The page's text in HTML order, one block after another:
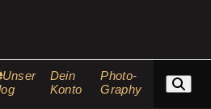
Unser
Dein
Konto
Photo-
Graphy